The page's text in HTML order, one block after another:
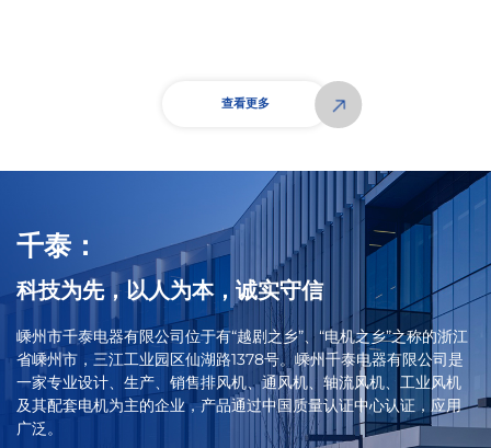
千泰：
科技为先，以人为本，诚实守信
嵊州市千泰电器有限公司位于有“越剧之乡”、“电机之乡”之称的浙江
省嵊州市，三江工业园区仙湖路1378号。嵊州千泰电器有限公司是
一家专业设计、生产、销售排风机、通风机、轴流风机、工业风机
及其配套电机为主的企业，产品通过中国质量认证中心认证，应用
广泛。